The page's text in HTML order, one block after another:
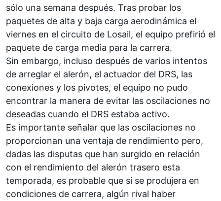
sólo una semana después. Tras probar los
paquetes de alta y baja carga aerodinámica el
viernes en el circuito de Losail, el equipo prefirió el
paquete de carga media para la carrera.
Sin embargo, incluso después de varios intentos
de arreglar el alerón, el actuador del DRS, las
conexiones y los pivotes, el equipo no pudo
encontrar la manera de evitar las oscilaciones no
deseadas cuando el DRS estaba activo.
Es importante señalar que las oscilaciones no
proporcionan una ventaja de rendimiento pero,
dadas las disputas que han surgido en relación
con el rendimiento del alerón trasero esta
temporada, es probable que si se produjera en
condiciones de carrera, algún rival haber